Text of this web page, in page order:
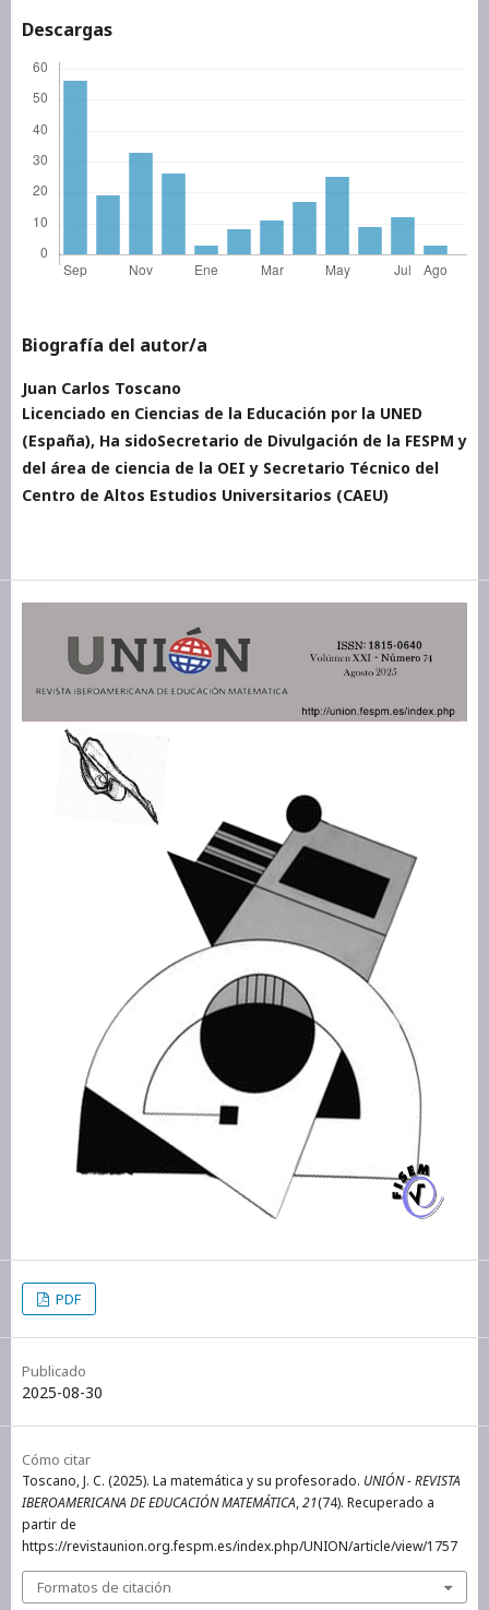
Descargas
Biografía del autor/a
Juan Carlos Toscano
Licenciado en Ciencias de la Educación por la UNED
(España), Ha sidoSecretario de Divulgación de la FESPM y
del área de ciencia de la OEI y Secretario Técnico del
Centro de Altos Estudios Universitarios (CAEU)
PDF
Publicado
2025-08-30
Cómo citar
Toscano, J. C. (2025). La matemática y su profesorado. UNIÓN - REVISTA
IBEROAMERICANA DE EDUCACIÓN MATEMÁTICA,21(74). Recuperado a
partir de
https://revistaunion.org.fespm.es/index.php/UNION/article/view/1757
Formatos de citación